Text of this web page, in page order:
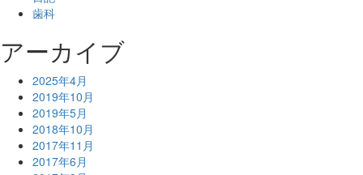
歯科
アーカイブ
2025年4月
2019年10月
2019年5月
2018年10月
2017年11月
2017年6月